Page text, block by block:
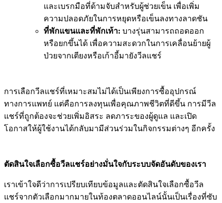
และเบรกมือที่ด้ามจับสำหรับผู้ช่วยเข็น เพื่อเพิ่ม
ความปลอดภัยในการหยุดหรือเข็นลงทางลาดชัน
ที่พักแขนและที่พักเท้า: บางรุ่นสามารถถอดออก
หรือยกขึ้นได้ เพื่อความสะดวกในการเคลื่อนย้ายผู้
ป่วยจากเตียงหรือเก้าอี้มายังวีลแชร์
การเลือกวีลแชร์ที่เหมาะสมไม่ได้เป็นเพียงการซื้ออุปกรณ์
ทางการแพทย์ แต่คือการลงทุนเพื่อคุณภาพชีวิตที่ดีขึ้น การมีวีล
แชร์ที่ถูกต้องจะช่วยเพิ่มอิสระ ลดภาระของผู้ดูแล และเปิด
โอกาสให้ผู้ใช้งานได้กลับมามีส่วนร่วมในกิจกรรมต่างๆ อีกครั้ง
ตัดสินใจเลือกซื้อวีลแชร์อย่างมั่นใจกับระบบจัดอันดับของเรา
เราเข้าใจดีว่าการเปรียบเทียบข้อมูลและตัดสินใจเลือกซื้อวีล
แชร์จากตัวเลือกมากมายในท้องตลาดออนไลน์นั้นเป็นเรื่องที่ซับ